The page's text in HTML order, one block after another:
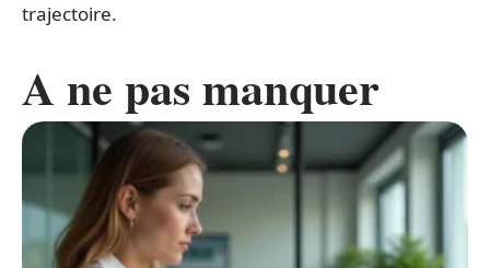
trajectoire.
A ne pas manquer